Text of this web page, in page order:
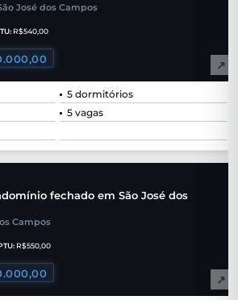
José dos Campos
R$540,00
↗
5 dormitórios
5 vagas
fechado em São José dos
Campos
R$550,00
↗